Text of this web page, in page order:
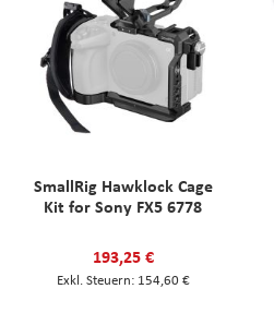
SmallRig Hawklock Cage
Kit for Sony FX5 6778
193,25 €
154,60 €